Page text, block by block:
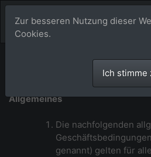
Allgemeine
Allgemeines
Die nachfolgenden
genannt) gelten für
Zur besseren Nutzung dieser
Cookies.
Ich stimme